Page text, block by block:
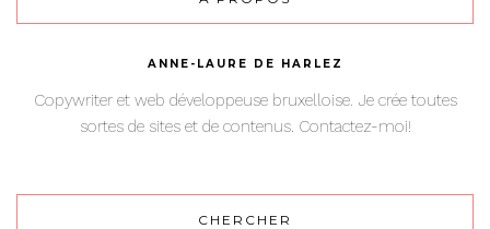
ANNE-LAURE DE HARLEZ
Copywriter et web développeuse bruxelloise. Je crée toutes
sortes de sites et de contenus. Contactez-moi!
CHERCHER